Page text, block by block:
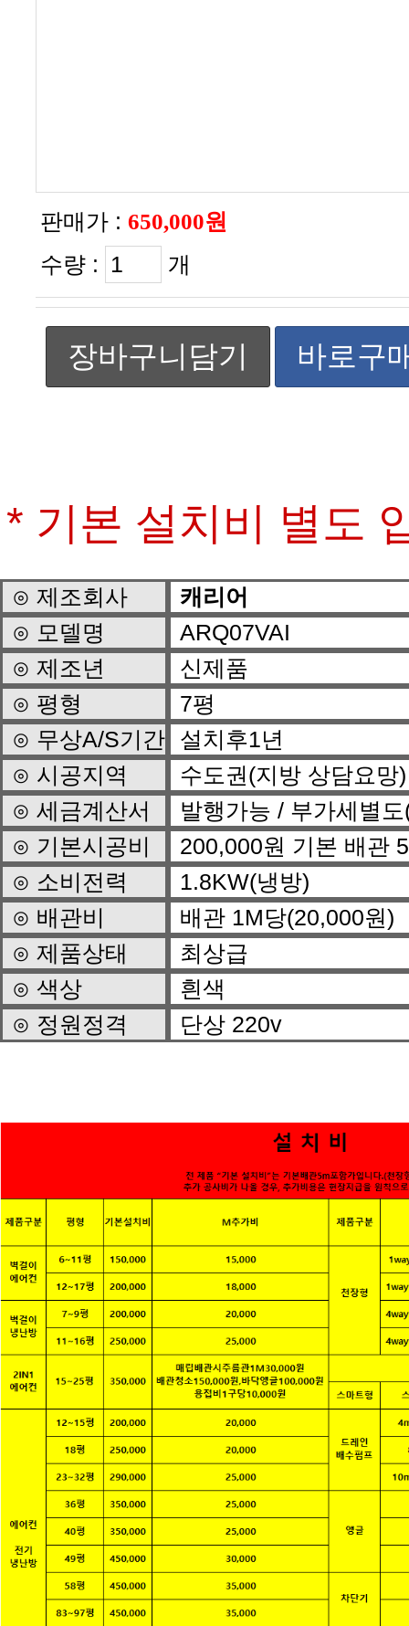
판매가 : 650,000원
수량 : 개
장바구니담기 바로구
* 기본 설치비 별도
⊙ 제조회사
캐리어
⊙ 모델명
ARQ07VAI
⊙ 제조년
신제품
⊙ 평형
7평
⊙ 무상A/S기간
설치후1년
⊙ 시공지역
수도권(지방 상담요망)
⊙ 세금계산서
발행가능 / 부가세별
⊙ 기본시공비
200,000원 기본 배관
⊙ 소비전력
1.8KW(냉방)
⊙ 배관비
배관 1M당(20,000원)
⊙ 제품상태
최상급
⊙ 색상
흰색
⊙ 정원정격
단상 220v